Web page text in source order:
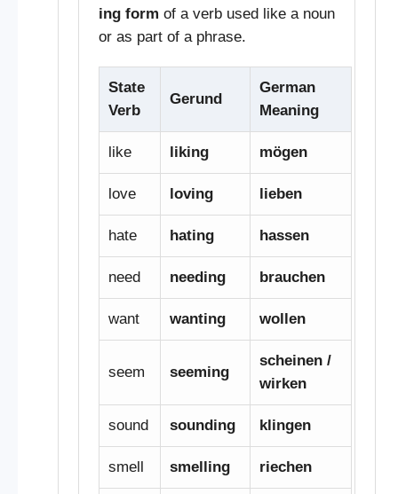
ing form of a verb used like a noun
or as part of a phrase.
State
Verb
Gerund
German
Meaning
like liking mögen
love loving lieben
hate hating hassen
need needing brauchen
want wanting wollen
seem seeming
scheinen /
wirken
sound sounding klingen
smell smelling riechen